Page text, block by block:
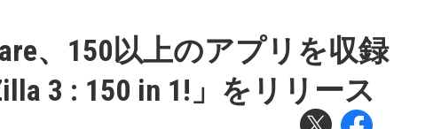
、150以上のアプリを収録
3 : 150 in 1!」をリリース